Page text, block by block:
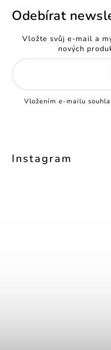
Instagram
Odebírat
Vložte svůj e-mail a
nových
Vložením e-mailu